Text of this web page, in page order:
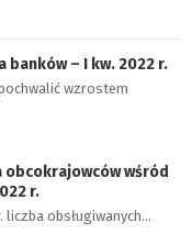
banków – I kw. 2022 r.
wzrostem
obcokrajowców wśród
r.
liczba obsługiwanych…